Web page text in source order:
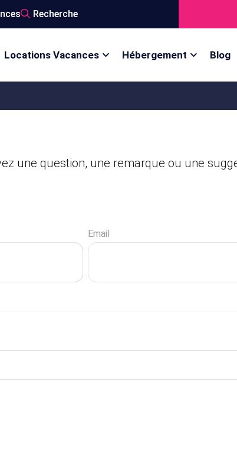
Recherche
Locations Vacances Hébergement Blog
une question, une remarque ou une
Email